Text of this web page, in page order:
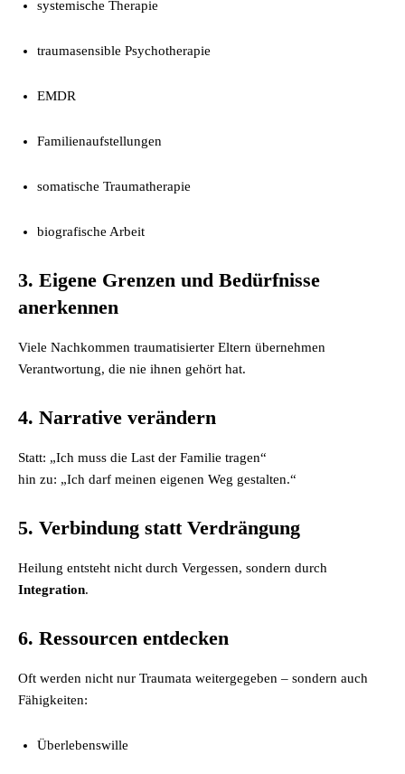
systemische Therapie
traumasensible Psychotherapie
EMDR
Familienaufstellungen
somatische Traumatherapie
biografische Arbeit
3. Eigene Grenzen und Bedürfnisse
anerkennen
Viele Nachkommen traumatisierter Eltern übernehmen
Verantwortung, die nie ihnen gehört hat.
4. Narrative verändern
Statt: „Ich muss die Last der Familie tragen“
hin zu: „Ich darf meinen eigenen Weg gestalten.“
5. Verbindung statt Verdrängung
Heilung entsteht nicht durch Vergessen, sondern durch
Integration.
6. Ressourcen entdecken
Oft werden nicht nur Traumata weitergegeben – sondern auch
Fähigkeiten:
Überlebenswille